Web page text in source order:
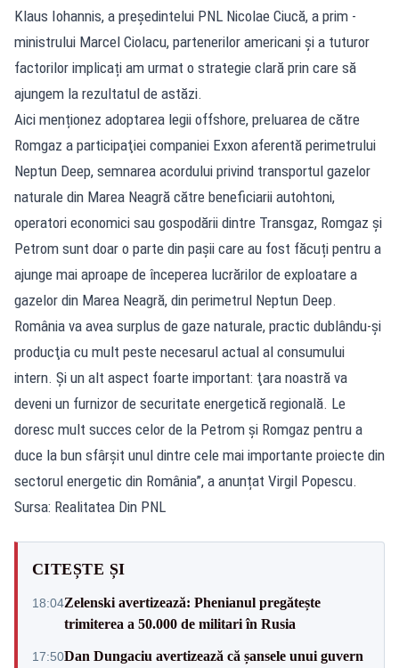
Klaus Iohannis, a președintelui PNL Nicolae Ciucă, a prim -
ministrului Marcel Ciolacu, partenerilor americani și a tuturor
factorilor implicați am urmat o strategie clară prin care să
ajungem la rezultatul de astăzi.
Aici menționez adoptarea legii offshore, preluarea de către
Romgaz a participaţiei companiei Exxon aferentă perimetrului
Neptun Deep, semnarea acordului privind transportul gazelor
naturale din Marea Neagră către beneficiarii autohtoni,
operatori economici sau gospodării dintre Transgaz, Romgaz și
Petrom sunt doar o parte din pașii care au fost făcuți pentru a
ajunge mai aproape de începerea lucrărilor de exploatare a
gazelor din Marea Neagră, din perimetrul Neptun Deep.
România va avea surplus de gaze naturale, practic dublându-şi
producţia cu mult peste necesarul actual al consumului
intern. Şi un alt aspect foarte important: ţara noastră va
deveni un furnizor de securitate energetică regională. Le
doresc mult succes celor de la Petrom și Romgaz pentru a
duce la bun sfârșit unul dintre cele mai importante proiecte din
sectorul energetic din România”, a anunțat Virgil Popescu.
Sursa: Realitatea Din PNL
CITEȘTE ȘI
18:04Zelenski avertizează: Phenianul pregătește
trimiterea a 50.000 de militari în Rusia
17:50Dan Dungaciu avertizează că șansele unui guvern